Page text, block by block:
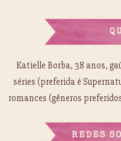
Katielle Borba, 38 anos,
séries (preferida é
romances (gêneros
REDES